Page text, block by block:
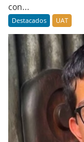
con...
Destacados UAT